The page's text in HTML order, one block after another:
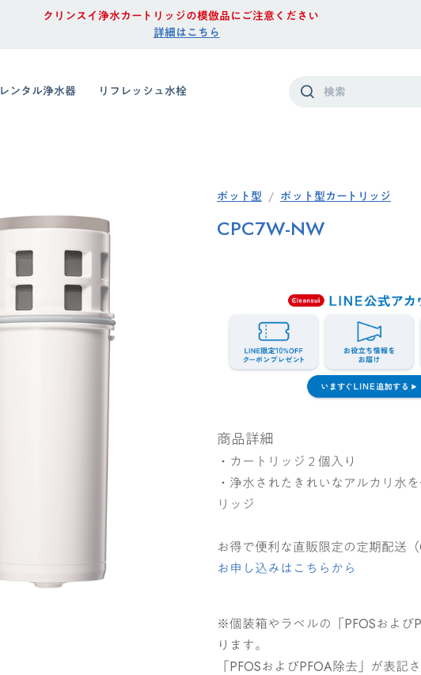
クリンスイ浄水カートリッジの模倣品にご注意ください
詳細はこちら
レンタル浄水器 リフレッシュ水栓
ポット型 ポット型カートリッジ
CPC7W-NW
商品詳細
・カートリッジ２個入り
・浄水されたきれいなアルカリ水
リッジ
お得で便利な直販限定の定期配送（
お申し込みはこちらから
※個装箱やラベルの「PFOSおよび
ります。
「PFOSおよびPFOA除去」が表